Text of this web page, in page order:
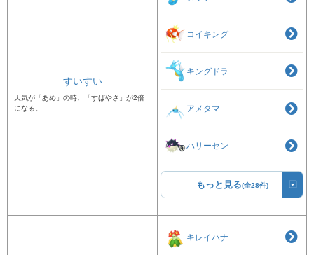
すいすい
天気が「あめ」の時、「すばやさ」が2倍
になる。
コイキング
キングドラ
アメタマ
ハリーセン
もっと見る(全28件)
キレイハナ